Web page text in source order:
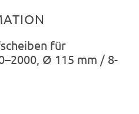
für
Ø 115 mm / 8-